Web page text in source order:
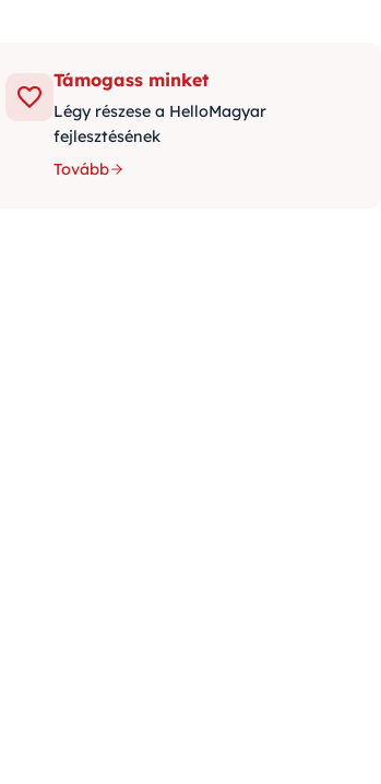
Támogass minket
Légy részese a HelloMagyar
fejlesztésének
Tovább